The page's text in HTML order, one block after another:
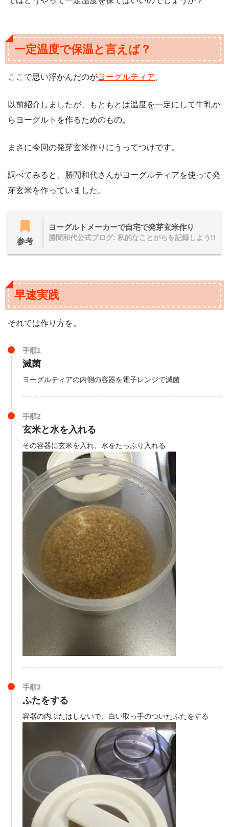
一定温度で保温と言えば？
ここで思い浮かんだのがヨーグルティア。
以前紹介しましたが、もともとは温度を一定にして牛乳か
らヨーグルトを作るためのもの。
まさに今回の発芽玄米作りにうってつけです。
調べてみると、勝間和代さんがヨーグルティアを使って発
芽玄米を作っていました。
参考
ヨーグルトメーカーで自宅で発芽玄米作り
勝間和代公式ブログ: 私的なことがらを記録しよう!!
早速実践
それでは作り方を。
手順1
滅菌
ヨーグルティアの内側の容器を電子レンジで滅菌
手順2
玄米と水を入れる
その容器に玄米を入れ、水をたっぷり入れる
手順3
ふたをする
容器の内ぶたはしないで、白い取っ手のついたふたをする